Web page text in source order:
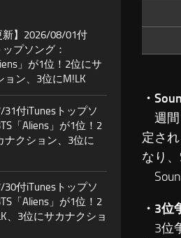
・
週間
定さ
なり
・3
3位
新】2026/08/01付
ップソング：
」が1位！2位にサ
ョン、3位にM!LK
31付iTunesトップソ
「Aliens」が1位！2
ナクション、3位に
30付iTunesトップソ
「Aliens」が1位！2
、3位にサカナクショ